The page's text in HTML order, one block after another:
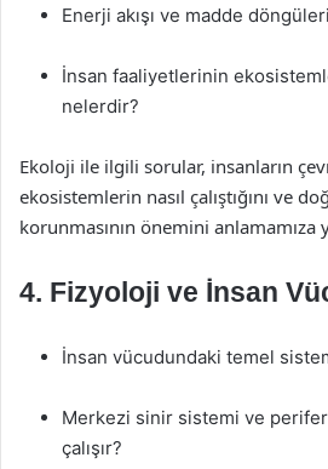
Enerji akışı ve madde
İnsan faaliyetlerinin
nelerdir?
Ekoloji ile ilgili sorular, insanların
ekosistemlerin nasıl çalıştığını ve
korunmasının önemini anlamamıza
4. Fizyoloji ve İnsan
İnsan vücudundaki temel
Merkezi sinir sistemi ve
çalışır?